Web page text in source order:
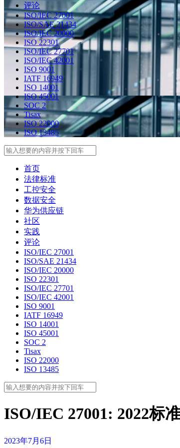
评论
ISO/IEC 27001
ISO/SAE 21434
ISO/IEC 20000
ISO 22301
ISO/IEC 27701
ISO/IEC 42001
ISO 9001
IATF 16949
ISO 14001
ISO 45001
SOC 2
Tisax
ISO 22000
ISO 13485
首页
法律标准
工控安全
数据安全
华为供应链
社区
实践
评论
ISO/IEC 27001
ISO/SAE 21434
ISO/IEC 20000
ISO 22301
ISO/IEC 27701
ISO/IEC 42001
ISO 9001
IATF 16949
ISO 14001
ISO 45001
SOC 2
Tisax
ISO 22000
ISO 13485
ISO/IEC 27001: 2022标
2023年7月6日